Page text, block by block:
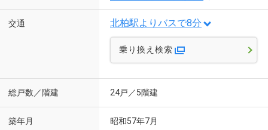
交通 北柏駅よりバスで8分
乗り換え検索
総戸数／階建 24戸／5階建
築年月 昭和57年7月